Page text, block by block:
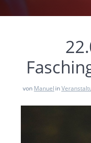
von Manuel in